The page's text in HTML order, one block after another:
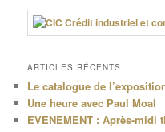
ARTICLES RÉCENTS
Le catalogue de
Une heure avec Paul Moal
EVENEMENT : Après-midi